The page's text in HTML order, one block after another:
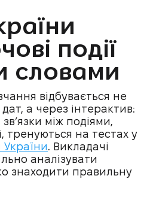
події
словами
відбувається не
а через інтерактив:
між подіями,
тренуються на тестах у
України . Викладачі
аналізувати
знаходити правильну